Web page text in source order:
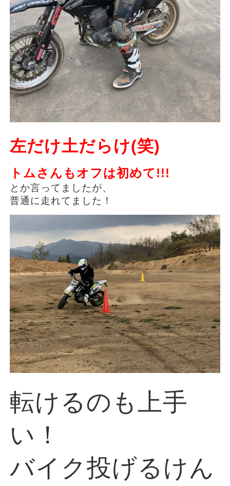
左だけ土だらけ(笑)
トムさんもオフは初めて!!!
とか言ってましたが、
普通に走れてました！
転けるのも上手
い！
バイク投げるけん